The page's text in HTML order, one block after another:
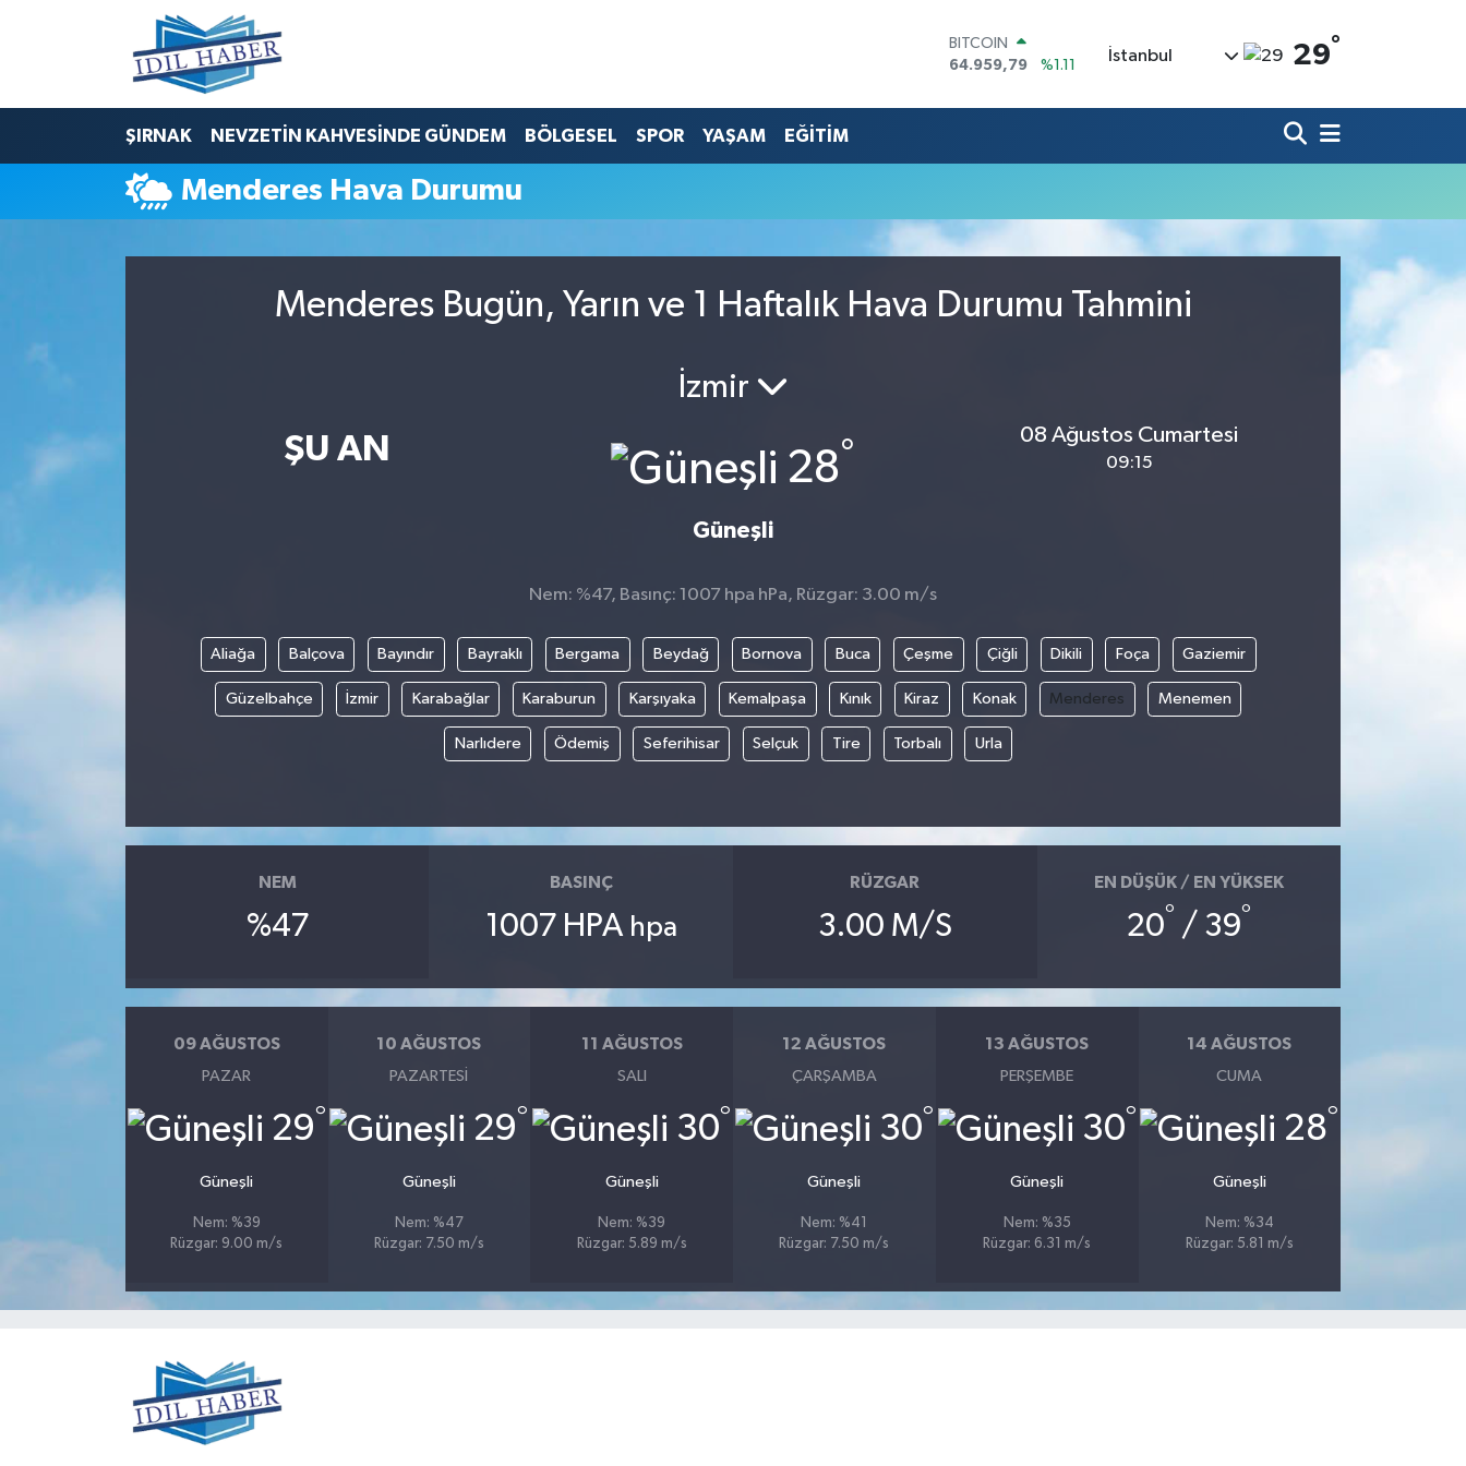
BITCOIN
64.959,79
%1.11
47,7436
%0.18
GRAM ALTIN
6660.55
BİST100
İstanbul 29°
ŞIRNAK NEVZETİN KAHVESİNDE GÜNDEM BÖLGESEL SPOR YAŞAM EĞİTİM
Menderes Hava Durumu
Menderes Bugün, Yarın ve 1 Haftalık Hava Durumu Tahmini
ŞU AN
İzmir
28°
Güneşli
08 Ağustos Cumartesi
09:15
Nem: %47, Basınç: 1007 hpa hPa, Rüzgar: 3.00 m/s
Aliağa Balçova Bayındır Bayraklı Bergama Beydağ Bornova Buca Çeşme Çiğli Dikili Foça Gaziemir
Güzelbahçe İzmir Karabağlar Karaburun Karşıyaka Kemalpaşa Kınık Kiraz Konak Menderes Menemen
Narlıdere Ödemiş Seferihisar Selçuk Tire Torbalı Urla
NEM
%47
BASINÇ
1007 HPA hpa
RÜZGAR
3.00 M/S
EN DÜŞÜK / EN YÜKSEK
20° / 39°
09 AĞUSTOS
PAZAR
29°
Güneşli
Nem: %39
Rüzgar: 9.00 m/s
10 AĞUSTOS
PAZARTESI
29°
Güneşli
Nem: %47
Rüzgar: 7.50 m/s
11 AĞUSTOS
SALI
30°
Güneşli
Nem: %39
Rüzgar: 5.89 m/s
12 AĞUSTOS
ÇARŞAMBA
30°
Güneşli
Nem: %41
Rüzgar: 7.50 m/s
13 AĞUSTOS
PERŞEMBE
30°
Güneşli
Nem: %35
Rüzgar: 6.31 m/s
14 AĞUSTOS
CUMA
28°
Güneşli
Nem: %34
Rüzgar: 5.81 m/s
Nöbetçi Eczaneler
Hava Durumu
Trafik Durumu